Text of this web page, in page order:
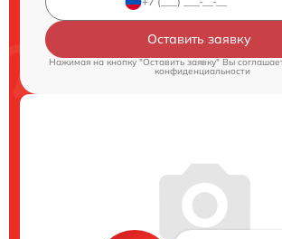
Оставить заявку
Нажимая на кнопку "Оставить заявку" Вы
конфиденциальности